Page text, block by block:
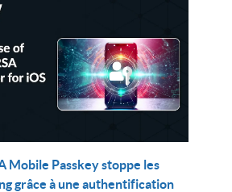
Mobile Passkey stoppe les
grâce à une authentification